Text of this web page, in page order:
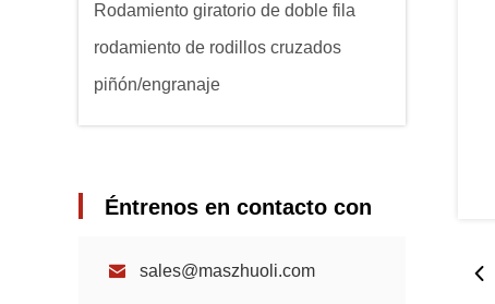
Rodamiento giratorio de doble fila
rodamiento de rodillos cruzados
piñón/engranaje
Éntrenos en contacto con
sales@maszhuoli.com